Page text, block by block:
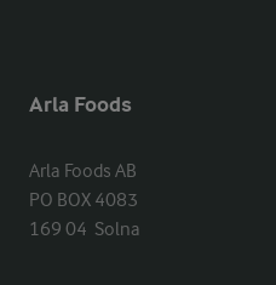
Arla Foods
Arla Foods AB
PO BOX 4083
169 04  Solna